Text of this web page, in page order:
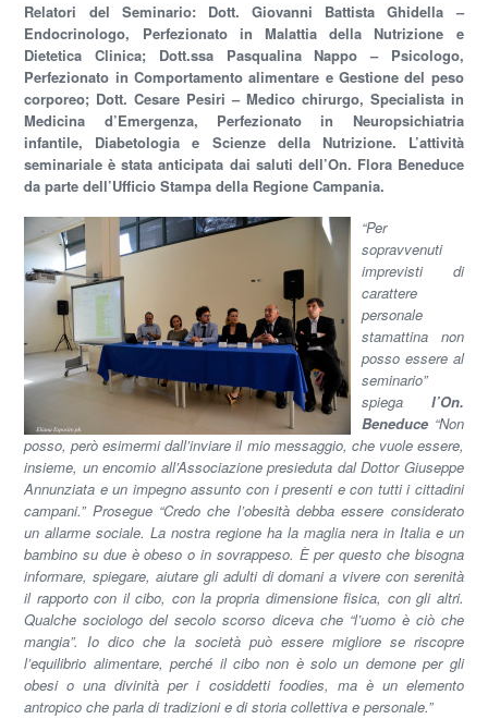
Relatori del Seminario: Dott. Giovanni Battista Ghidella –
Endocrinologo, Perfezionato in Malattia della Nutrizione e
Dietetica Clinica; Dott.ssa Pasqualina Nappo – Psicologo,
Perfezionato in Comportamento alimentare e Gestione del peso
corporeo; Dott. Cesare Pesiri – Medico chirurgo, Specialista in
Medicina d’Emergenza, Perfezionato in Neuropsichiatria
infantile, Diabetologia e Scienze della Nutrizione. L’attività
seminariale è stata anticipata dai saluti dell’On. Flora Beneduce
da parte dell’Ufficio Stampa della Regione Campania.
“Per
sopravvenuti
imprevisti di
carattere
personale
stamattina non
posso essere al
seminario”
spiega l’On.
Beneduce “Non
posso, però esimermi dall’inviare il mio messaggio, che vuole essere,
insieme, un encomio all’Associazione presieduta dal Dottor Giuseppe
Annunziata e un impegno assunto con i presenti e con tutti i cittadini
campani.” Prosegue “Credo che l’obesità debba essere considerato
un allarme sociale. La nostra regione ha la maglia nera in Italia e un
bambino su due è obeso o in sovrappeso. È per questo che bisogna
informare, spiegare, aiutare gli adulti di domani a vivere con serenità
il rapporto con il cibo, con la propria dimensione fisica, con gli altri.
Qualche sociologo del secolo scorso diceva che “l’uomo è ciò che
mangia”. Io dico che la società può essere migliore se riscopre
l’equilibrio alimentare, perché il cibo non è solo un demone per gli
obesi o una divinità per i cosiddetti foodies, ma è un elemento
antropico che parla di tradizioni e di storia collettiva e personale.”